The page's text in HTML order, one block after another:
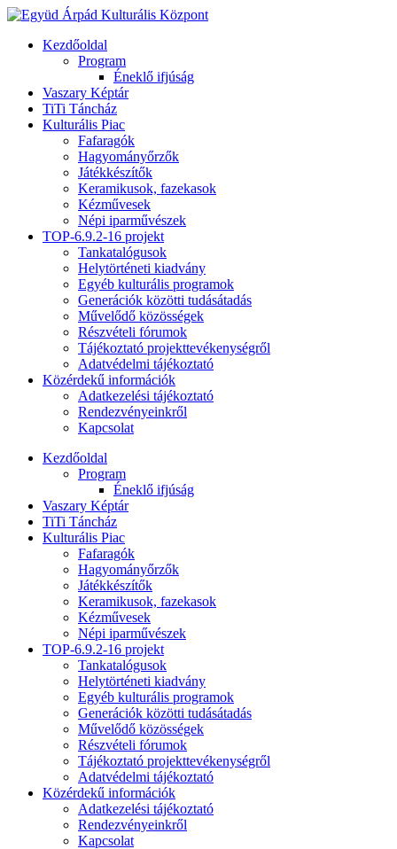
Kezdőoldal
Program
Éneklő ifjúság
Vaszary Képtár
TiTi Táncház
Kulturális Piac
Fafaragók
Hagyományőrzők
Játékkészítők
Keramikusok, fazekasok
Kézművesek
Népi iparművészek
TOP-6.9.2-16 projekt
Tankatalógusok
Helytörténeti kiadvány
Egyéb kulturális programok
Generációk közötti tudásátadás
Művelődő közösségek
Részvételi fórumok
Tájékoztató projekttevékenységről
Adatvédelmi tájékoztató
Közérdekű információk
Adatkezelési tájékoztató
Rendezvényeinkről
Kapcsolat
Kezdőoldal
Program
Éneklő ifjúság
Vaszary Képtár
TiTi Táncház
Kulturális Piac
Fafaragók
Hagyományőrzők
Játékkészítők
Keramikusok, fazekasok
Kézművesek
Népi iparművészek
TOP-6.9.2-16 projekt
Tankatalógusok
Helytörténeti kiadvány
Egyéb kulturális programok
Generációk közötti tudásátadás
Művelődő közösségek
Részvételi fórumok
Tájékoztató projekttevékenységről
Adatvédelmi tájékoztató
Közérdekű információk
Adatkezelési tájékoztató
Rendezvényeinkről
Kapcsolat